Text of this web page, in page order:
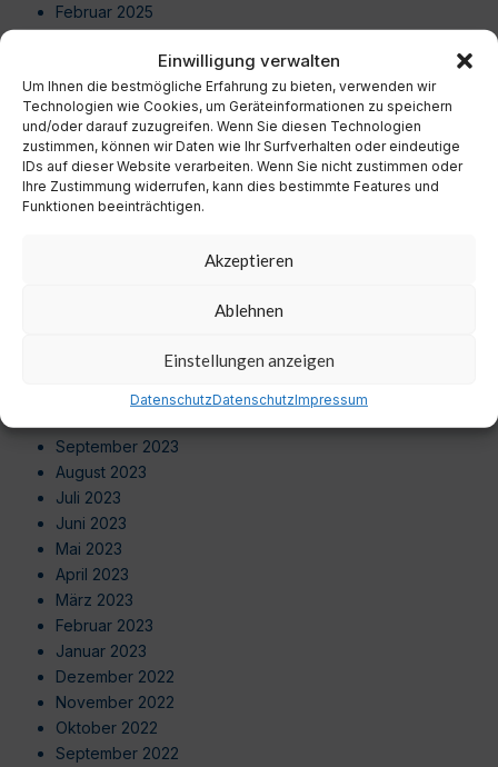
Einwilligung verwalten
Um Ihnen die bestmögliche Erfahrung zu bieten, verwenden wir
Technologien wie Cookies, um Geräteinformationen zu speichern
und/oder darauf zuzugreifen. Wenn Sie diesen Technologien
zustimmen, können wir Daten wie Ihr Surfverhalten oder eindeutige
IDs auf dieser Website verarbeiten. Wenn Sie nicht zustimmen oder
Ihre Zustimmung widerrufen, kann dies bestimmte Features und
Funktionen beeinträchtigen.
Akzeptieren
Ablehnen
Einstellungen anzeigen
DatenschutzDatenschutzImpressum
Februar 2025
Dezember 2024
November 2024
Oktober 2024
September 2024
August 2024
Juli 2024
Juni 2024
Dezember 2023
November 2023
September 2023
August 2023
Juli 2023
Juni 2023
Mai 2023
April 2023
März 2023
Februar 2023
Januar 2023
Dezember 2022
November 2022
Oktober 2022
September 2022